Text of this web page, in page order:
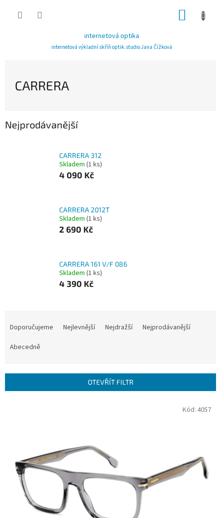
internetová optika
internetová výkladní skříň optik.studio Jana Čížková
CARRERA
Nejprodávanější
CARRERA 312
Skladem (1 ks)
4 090 Kč
CARRERA 2012T
Skladem (1 ks)
2 690 Kč
CARRERA 161 V/F 086
Skladem (1 ks)
4 390 Kč
r
Doporučujeme Nejlevnější Nejdražší
Nejprodávanější
Abecedně
OTEVŘÍT FILTR
Kód: 4057